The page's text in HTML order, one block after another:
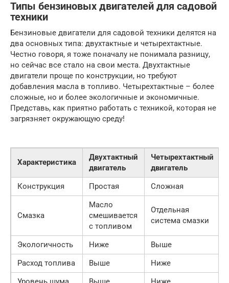
Типы бензиновых двигателей для садовой
техники
Бензиновые двигатели для садовой техники делятся на
два основных типа: двухтактные и четырехтактные.
Честно говоря, я тоже поначалу не понимала разницу,
но сейчас все стало на свои места. Двухтактные
двигатели проще по конструкции, но требуют
добавления масла в топливо. Четырехтактные – более
сложные, но и более экологичные и экономичные.
Представь, как приятно работать с техникой, которая не
загрязняет окружающую среду!
Характеристика
Двухтактный
двигатель
Четырехтактный
двигатель
Конструкция
Простая Сложная
Смазка
Масло
смешивается
с топливом
Отдельная
система смазки
Экологичность Ниже
Выше
Расход топлива
Выше
Ниже